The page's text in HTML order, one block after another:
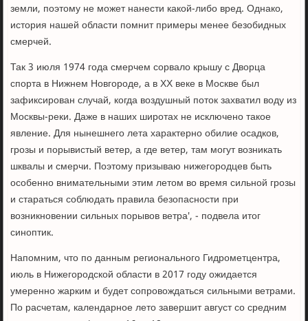
земли, поэтому не может нанести какой-либо вред. Однако,
история нашей области помнит примеры менее безобидных
смерчей.
Так 3 июля 1974 года смерчем сорвало крышу с Дворца
спорта в Нижнем Новгороде, а в XX веке в Москве был
зафиксирован случай, когда воздушный поток захватил воду из
Москвы-реки. Даже в наших широтах не исключено такое
явление. Для нынешнего лета характерно обилие осадков,
грозы и порывистый ветер, а где ветер, там могут возникать
шквалы и смерчи. Поэтому призываю нижегородцев быть
особенно внимательными этим летом во время сильной грозы
и стараться соблюдать правила безопасности при
возникновении сильных порывов ветра', - подвела итог
синоптик.
Напомним, что по данным регионального Гидрометцентра,
июль в Нижегородской области в 2017 году ожидается
умеренно жарким и будет сопровождаться сильными ветрами.
По расчетам, календарное лето завершит август со средним